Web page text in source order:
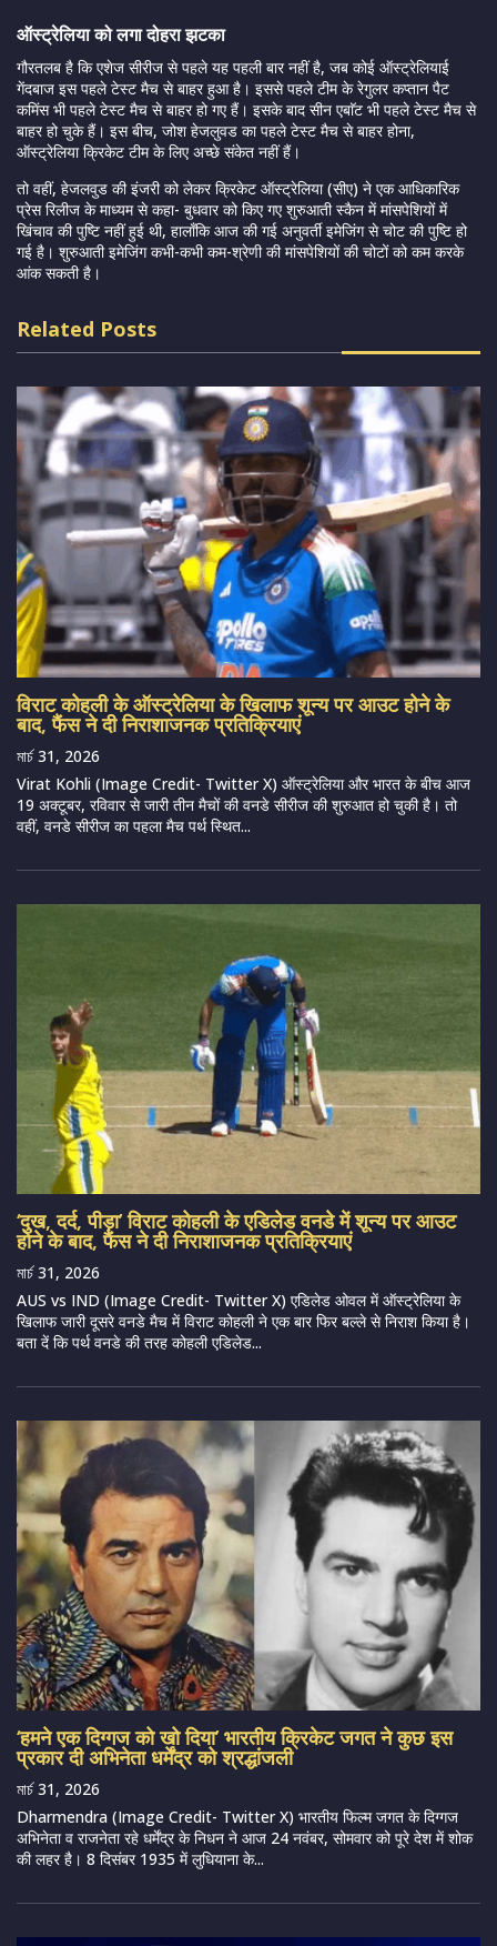
ऑस्ट्रेलिया को लगा दोहरा झटका
गौरतलब है कि एशेज सीरीज से पहले यह पहली बार नहीं है, जब कोई ऑस्ट्रेलियाई
गेंदबाज इस पहले टेस्ट मैच से बाहर हुआ है। इससे पहले टीम के रेगुलर कप्तान पैट
कमिंस भी पहले टेस्ट मैच से बाहर हो गए हैं। इसके बाद सीन एबाॅट भी पहले टेस्ट मैच से
बाहर हो चुके हैं। इस बीच, जोश हेजलुवड का पहले टेस्ट मैच से बाहर होना,
ऑस्ट्रेलिया क्रिकेट टीम के लिए अच्छे संकेत नहीं हैं।
तो वहीं, हेजलवुड की इंजरी को लेकर क्रिकेट ऑस्ट्रेलिया (सीए) ने एक आधिकारिक
प्रेस रिलीज के माध्यम से कहा- बुधवार को किए गए शुरुआती स्कैन में मांसपेशियों में
खिंचाव की पुष्टि नहीं हुई थी, हालाँकि आज की गई अनुवर्ती इमेजिंग से चोट की पुष्टि हो
गई है। शुरुआती इमेजिंग कभी-कभी कम-श्रेणी की मांसपेशियों की चोटों को कम करके
आंक सकती है।
Related Posts
विराट कोहली के ऑस्ट्रेलिया के खिलाफ शून्य पर आउट होने के
बाद, फैंस ने दी निराशाजनक प्रतिक्रियाएं
মার্চ 31, 2026
Virat Kohli (Image Credit- Twitter X) ऑस्ट्रेलिया और भारत के बीच आज
19 अक्टूबर, रविवार से जारी तीन मैचों की वनडे सीरीज की शुरुआत हो चुकी है। तो
वहीं, वनडे सीरीज का पहला मैच पर्थ स्थित...
‘दुख, दर्द, पीड़ा’ विराट कोहली के एडिलेड वनडे में शून्य पर आउट
होने के बाद, फैंस ने दी निराशाजनक प्रतिक्रियाएं
মার্চ 31, 2026
AUS vs IND (Image Credit- Twitter X) एडिलेड ओवल में ऑस्ट्रेलिया के
खिलाफ जारी दूसरे वनडे मैच में विराट कोहली ने एक बार फिर बल्ले से निराश किया है।
बता दें कि पर्थ वनडे की तरह कोहली एडिलेड...
‘हमने एक दिग्गज को खो दिया’ भारतीय क्रिकेट जगत ने कुछ इस
प्रकार दी अभिनेता धर्मेंद्र को श्रद्धांजली
মার্চ 31, 2026
Dharmendra (Image Credit- Twitter X) भारतीय फिल्म जगत के दिग्गज
अभिनेता व राजनेता रहे धर्मेंद्र के निधन ने आज 24 नवंबर, सोमवार को पूरे देश में शोक
की लहर है। 8 दिसंबर 1935 में लुधियाना के...